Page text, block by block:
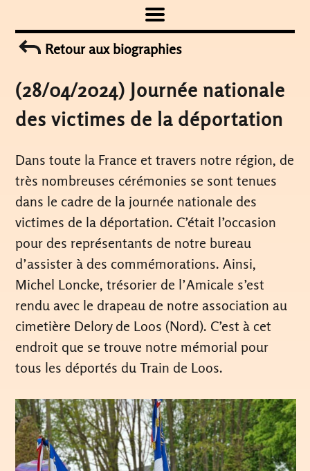
to
contentRetour aux biographies
(28/04/2024) Journée nationale
des victimes de la déportation
Dans toute la France et travers notre région, de
très nombreuses cérémonies se sont tenues
dans le cadre de la journée nationale des
victimes de la déportation. C’était l’occasion
pour des représentants de notre bureau
d’assister à des commémorations. Ainsi,
Michel Loncke, trésorier de l’Amicale s’est
rendu avec le drapeau de notre association au
cimetière Delory de Loos (Nord). C’est à cet
endroit que se trouve notre mémorial pour
tous les déportés du Train de Loos.